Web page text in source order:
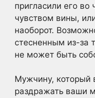
пригласили его во
чувством вины,
наоборот.
стесненным из-за
не может быть
Мужчину, который
раздражать ваши